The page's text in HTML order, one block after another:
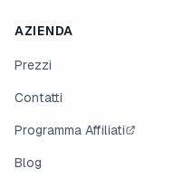
AZIENDA
Prezzi
Contatti
Programma Affiliati
Blog